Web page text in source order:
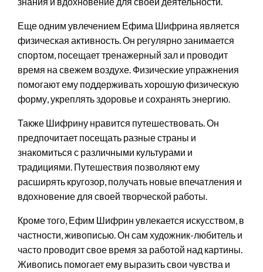
Еще одним увлечением Ефима Шифрина является
физическая активность. Он регулярно занимается
спортом, посещает тренажерный зал и проводит
время на свежем воздухе. Физические упражнения
помогают ему поддерживать хорошую физическую
форму, укреплять здоровье и сохранять энергию.
Также Шифрину нравится путешествовать. Он
предпочитает посещать разные страны и
знакомиться с различными культурами и
традициями. Путешествия позволяют ему
расширять кругозор, получать новые впечатления и
вдохновение для своей творческой работы.
Кроме того, Ефим Шифрин увлекается искусством, в
частности, живописью. Он сам художник-любитель и
часто проводит свое время за работой над картины.
Живопись помогает ему выразить свои чувства и